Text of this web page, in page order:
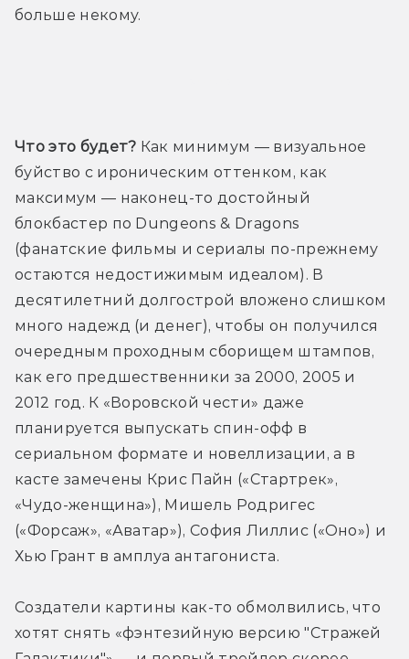
больше некому.
Что это будет? Как минимум — визуальное
буйство с ироническим оттенком, как
максимум — наконец-то достойный
блокбастер по Dungeons & Dragons
(фанатские фильмы и сериалы по-прежнему
остаются недостижимым идеалом). В
десятилетний долгострой вложено слишком
много надежд (и денег), чтобы он получился
очередным проходным сборищем штампов,
как его предшественники за 2000, 2005 и
2012 год. К «Воровской чести» даже
планируется выпускать спин-офф в
сериальном формате и новеллизации, а в
касте замечены Крис Пайн («Стартрек»,
«Чудо-женщина»), Мишель Родригес
(«Форсаж», «Аватар»), София Лиллис («Оно») и
Хью Грант в амплуа антагониста.
Создатели картины как-то обмолвились, что
хотят снять «фэнтезийную версию "Стражей